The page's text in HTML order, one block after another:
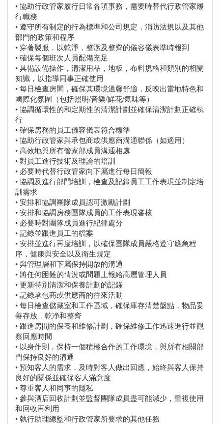
• 協助行政管家履行日常各項事務，需要時替代行政管家履
行職務
• 遵守所有制定的行為標準和公司規定，消防法規以及其他
部門的政策和程序
• 穿著製服，以乾淨，整潔及整齊的儀容儀表準時報到
• 確保每個班次人員配備充足
• 具備設備操作，清潔用品，地板，布料規格和類別的相關
知識，以指導同事正確使用
• 每日檢查房間，確保其環境溫馨舒適，反映出當地特色和
國際化氛圍（包括照明/音樂/鮮花/氣味等）
• 協調循環性的和定期性的清潔計劃並確保清潔計劃正確執
行
• 確保房務的員工儀容儀表符合標準
• 協助行政管家與承包商或供應商溝通聯係（如適用）
• 高效地與所有管家部成員溝通相處
• 對員工進行技術及理論的培訓
• 必要時代替行政管家向下屬進行每日簡報
• 協調及進行部門培訓，檢查及記錄員工工作表現並制定培
訓需求
• 安排和協調團隊成員認可激勵計劃
• 安排和協調房務團隊成員的工作表現審核
• 必要時對團隊成員進行紀律處分
• 記錄並跟進員工的檔案
• 安排並進行再度培訓，以確保團隊成員嚴格遵守應急程
序，健康與安全以及衛生規定
• 與管理層和下屬保持開放的溝通
• 將任何困難的情況或問題上報給高層管理人員
• 更新特別清潔和保養計劃的記錄
• 記錄承包商或供應商的往來活動
• 每日檢查儲藏室和工作區域，確保庫存清楚盤點，物品妥
善存放，乾净和整齊
• 跟進房間的保養和維修計劃，確保維修工作迅速進行並觀
察回應時間
• 以身作則，保持一個積極合作的工作環境，與所有相關部
門保持良好的溝通
• 預知客人的需求，及時對客人做出回應，始終與客人保持
良好的關係並確保客人滿意度
• 尊重客人和同事的隱私
• 參與酒店回收計劃並監督團隊成員盡可能減少，重複使用
和回收再利用
• 執行助理總監和行政管家所要求的其他任務